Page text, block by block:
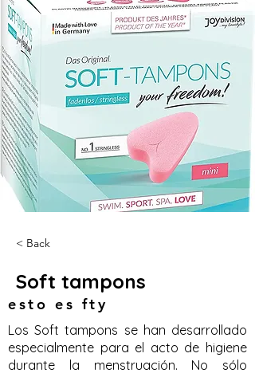
< Back
Soft tampons
esto es fty
Los Soft tampons se han desarrollado
especialmente para el acto de higiene
durante la menstruación. No sólo